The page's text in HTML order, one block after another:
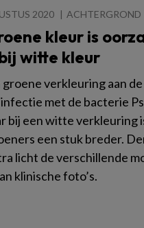
2020 ACHTERGROND
kleur is
witte kleur
groene verkleuring aan
met de bacterie
bij een witte verkleuring
een stuk breder.
licht de verschillende
klinische foto’s.